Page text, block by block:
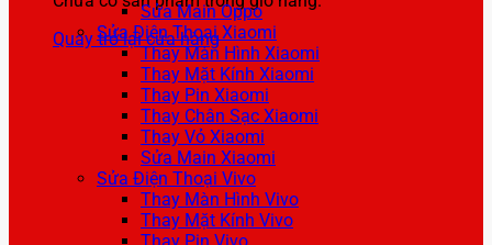
Quay trở lại cửa hàng
Sửa Main Oppo
Sửa Điện Thoại Xiaomi
Thay Màn Hình Xiaomi
Thay Mặt Kính Xiaomi
Thay Pin Xiaomi
Thay Chân Sạc Xiaomi
Thay Vỏ Xiaomi
Sửa Main Xiaomi
Sửa Điện Thoại Vivo
Thay Màn Hình Vivo
Thay Mặt Kính Vivo